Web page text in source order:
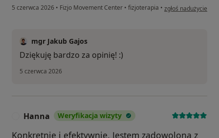
5 czerwca 2026 • Fizjo Movement Center • fizjoterapia • w opinii
zgłoś nadużycie
mgr Jakub Gajos
Dziękuję bardzo za opinię! :)
5 czerwca 2026
Hanna Weryfikacja wizyty
Konkretnie i efektywnie. Jestem zadowolona z